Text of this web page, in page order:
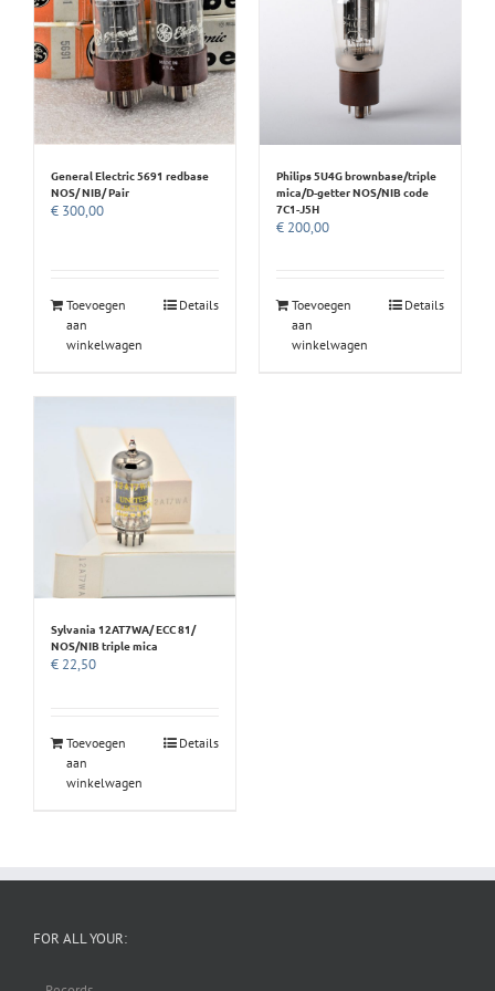
General Electric 5691 redbase
NOS/ NIB/ Pair
€ 300,00
Toevoegen
aan
winkelwagen
Details
Philips 5U4G brownbase/triple
mica/D-getter NOS/NIB code
7C1-J5H
€ 200,00
Toevoegen
aan
winkelwagen
Details
Sylvania 12AT7WA/ ECC 81/
NOS/NIB triple mica
€ 22,50
Toevoegen
aan
winkelwagen
Details
FOR ALL YOUR: